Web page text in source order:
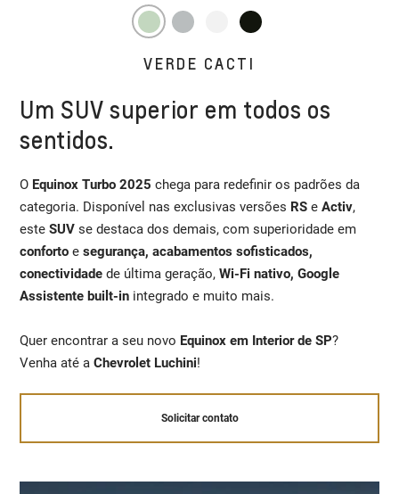
VERDE CACTI
Um SUV superior em todos os
sentidos.
O Equinox Turbo 2025 chega para redefinir os padrões da
categoria. Disponível nas exclusivas versões RS eActiv,
esteSUV se destaca dos demais, com superioridade em
conforto esegurança, acabamentos sofisticados,
conectividade de última geração,Wi-Fi nativo, Google
Assistente built-in integrado e muito mais.
Quer encontrar a seu novo Equinox em Interior de SP?
Venha até aChevrolet Luchini!
Solicitar contato